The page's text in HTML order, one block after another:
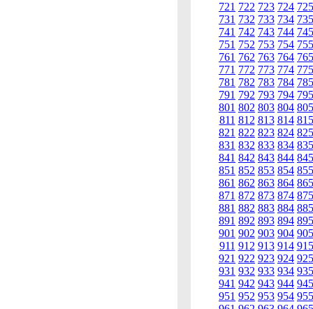
721 722 723 724 725
731 732 733 734 735
741 742 743 744 745
751 752 753 754 755
761 762 763 764 765
771 772 773 774 775
781 782 783 784 785
791 792 793 794 795
801 802 803 804 805
811 812 813 814 815
821 822 823 824 825
831 832 833 834 835
841 842 843 844 845
851 852 853 854 855
861 862 863 864 865
871 872 873 874 875
881 882 883 884 885
891 892 893 894 895
901 902 903 904 905
911 912 913 914 915
921 922 923 924 925
931 932 933 934 935
941 942 943 944 945
951 952 953 954 955